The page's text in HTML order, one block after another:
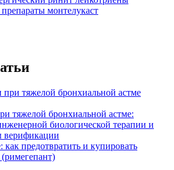
монтелукаст
тяжелой бронхиальной астме:
биологической терапии и
верификации